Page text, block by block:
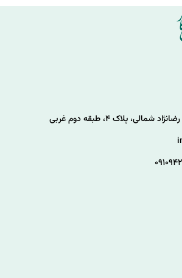
پلاک 4، طبقه دوم غربی